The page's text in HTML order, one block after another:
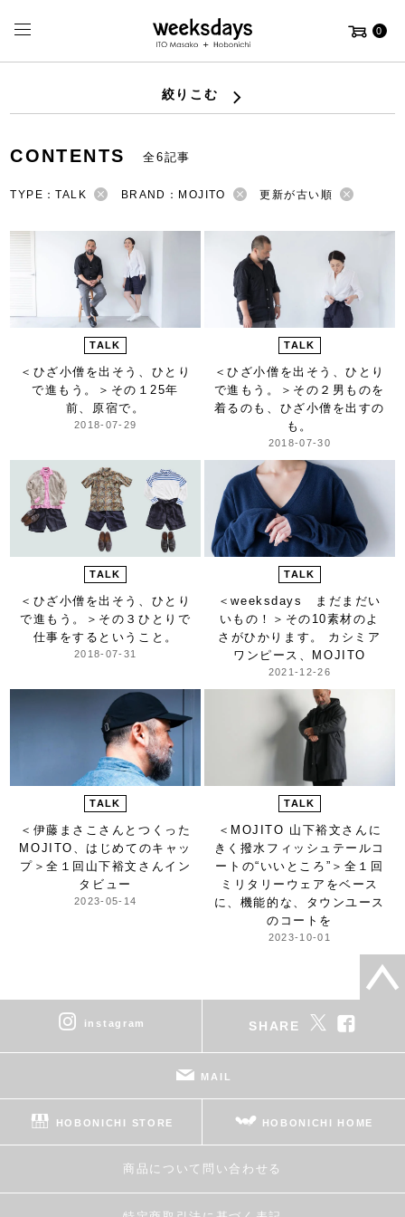
0
絞りこむ
CONTENTS 全6記事
TYPE：TALK BRAND：MOJITO 更新が古い順
TALK
＜ひざ小僧を出そう、ひとり
で進もう。＞ その１25年
前、原宿で。
2018-07-29
TALK
＜ひざ小僧を出そう、ひとり
で進もう。＞ その２男ものを
着るのも、ひざ小僧を出すの
も。
2018-07-30
TALK
＜ひざ小僧を出そう、ひとり
で進もう。＞ その３ひとりで
仕事をするということ。
2018-07-31
TALK
＜weeksdays まだまだい
いもの！＞ その10素材のよ
さがひかります。 カシミア
ワンピース、MOJITO
2021-12-26
TALK
＜伊藤まさこさんとつくった
MOJITO、はじめてのキャッ
プ＞全１回山下裕文さんイン
タビュー
2023-05-14
TALK
＜MOJITO 山下裕文さんに
きく撥水フィッシュテールコ
ートの“いいところ”＞ 全１回
ミリタリーウェアをベース
に、機能的な、タウンユース
のコートを
2023-10-01
instagram SHARE
MAIL
HOBONICHI STORE HOBONICHI HOME
商品について問い合わせる